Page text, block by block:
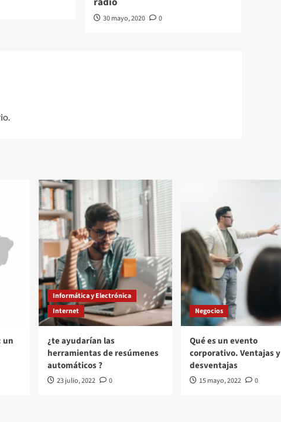
30 mayo, 2020 0
un
Informática y Electrónica
Internet
¿te ayudarían las
herramientas de resúmenes
automáticos ?
23 julio, 2022 0
Negocios
Qué es un evento
corporativo. Ventajas y
desventajas
15 mayo, 2022 0